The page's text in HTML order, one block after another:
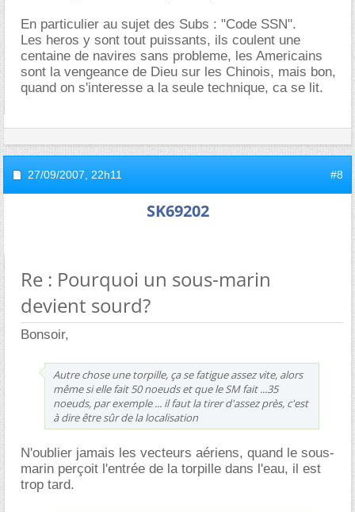
En particulier au sujet des Subs : "Code SSN".
Les heros y sont tout puissants, ils coulent une
centaine de navires sans probleme, les Americains
sont la vengeance de Dieu sur les Chinois, mais bon,
quand on s'interesse a la seule technique, ca se lit.
27/09/2007, 22h11 #8
SK69202
Re : Pourquoi un sous-marin
devient sourd?
Bonsoir,
Autre chose une torpille, ça se fatigue assez vite, alors
même si elle fait 50 noeuds et que le SM fait ...35
noeuds, par exemple ... il faut la tirer d'assez près, c'est
à dire être sûr de la localisation
N'oublier jamais les vecteurs aériens, quand le sous-
marin perçoit l'entrée de la torpille dans l'eau, il est
trop tard.